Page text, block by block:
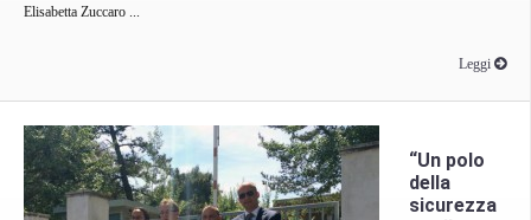
Elisabetta Zuccaro ...
Leggi
“Un polo
della
sicurezza